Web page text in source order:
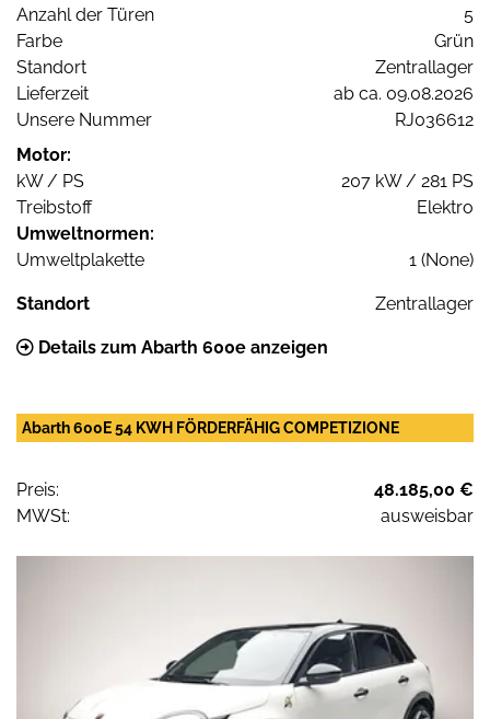
Anzahl der Türen
5
Farbe
Grün
Standort
Zentrallager
Lieferzeit
ab ca. 09.08.2026
Unsere Nummer
RJ036612
Motor:
kW / PS
207 kW / 281 PS
Treibstoff
Elektro
Umweltnormen:
Umweltplakette
1 (None)
Standort Zentrallager
Details zum Abarth 600e anzeigen
Abarth 600E 54 KWH FÖRDERFÄHIG COMPETIZIONE
Preis:
48.185,00 €
MWSt:
ausweisbar